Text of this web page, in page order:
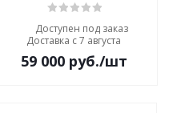
Доступен под заказ
Доставка с 7 августа
59 000руб./шт